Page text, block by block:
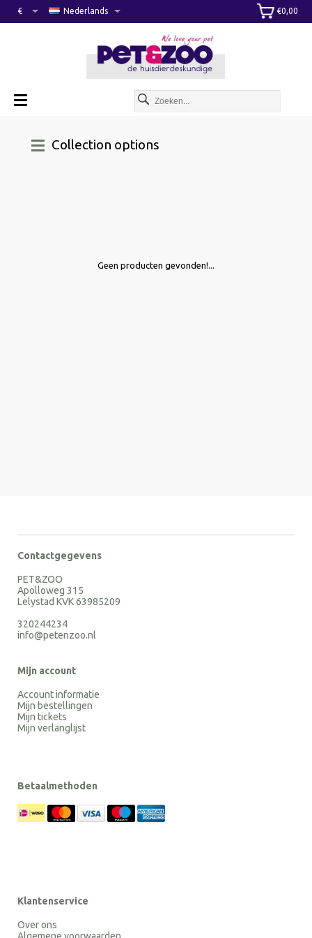
€0,00
Nederlands
€
Collection options
Geen producten gevonden!...
Contactgegevens
PET&ZOO
Apolloweg 315
Lelystad KVK 63985209
320244234
info@petenzoo.nl
Mijn account
Account informatie
Mijn bestellingen
Mijn tickets
Mijn verlanglijst
Betaalmethoden
Klantenservice
Over ons